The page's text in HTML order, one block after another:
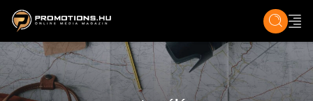
ZENE, FILM & KULT ÉLET TECH &